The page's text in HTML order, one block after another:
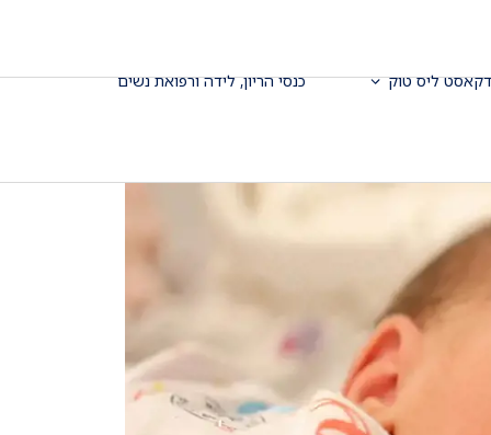
ליס טוק כנסי הריון, לידה ורפואת נשים